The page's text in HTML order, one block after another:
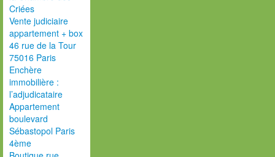
Criées
Vente judiciaire
appartement + box
46 rue de la Tour
75016 Paris
Enchère
immobilière :
l’adjudicataire
Appartement
boulevard
Sébastopol Paris
4ème